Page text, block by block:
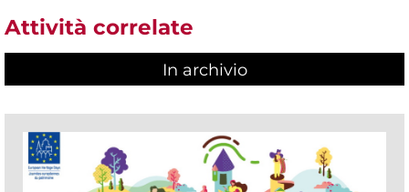
Attività correlate
In archivio